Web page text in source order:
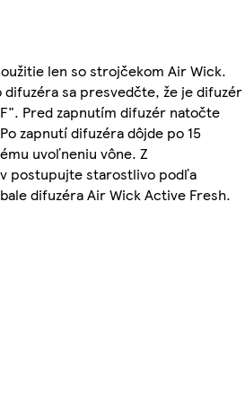
len so strojčekom Air Wick.
difuzéra sa presvedčte, že je difuzér
Pred zapnutím difuzér natočte
zapnutí difuzéra dôjde po 15
uvoľneniu vône. Z
postupujte starostlivo podľa
difuzéra Air Wick Active Fresh.